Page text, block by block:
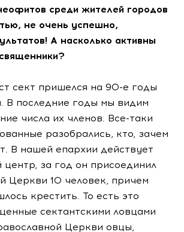
среди жителей городов
не очень успешно,
А насколько активны
сект пришелся на 90-е годы
В последние годы мы видим
числа их членов. Все-таки
разобрались, кто, зачем
В нашей епархии действует
центр, за год он присоединил
Церкви 10 человек, причем
крестить. То есть это
сектантскими ловцами
Церкви овцы,